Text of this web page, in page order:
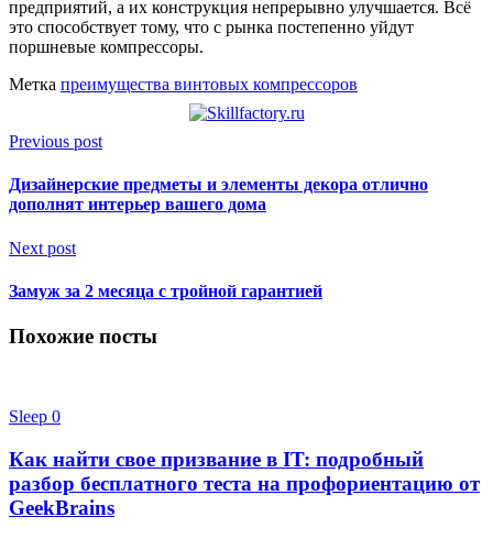
предприятий, а их конструкция непрерывно улучшается. Всё
это способствует тому, что с рынка постепенно уйдут
поршневые компрессоры.
Метка преимущества винтовых компрессоров
Previous post
Дизайнерские предметы и элементы декора отлично
дополнят интерьер вашего дома
Next post
Замуж за 2 месяца с тройной гарантией
Похожие посты
Sleep 0
Как найти свое призвание в IT: подробный
разбор бесплатного теста на профориентацию от
GeekBrains